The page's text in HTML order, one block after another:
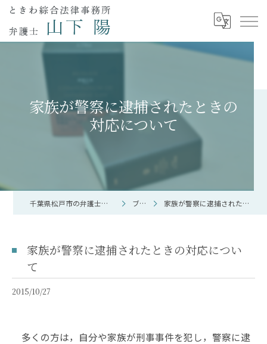
家族が警察に逮捕されたときの
対応について
千葉県松戸市の弁護士なら弁護士 山下 陽 ブログ 家族が警察に逮捕されたときの対応について
家族が警察に逮捕されたときの対応につい
て
2015/10/27
多くの方は，自分や家族が刑事事件を犯し，警察に逮